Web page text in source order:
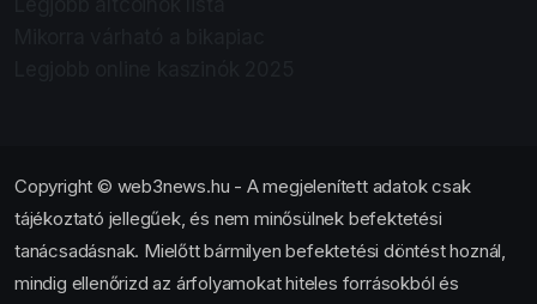
Copyright © web3news.hu - A megjelenített adatok csak
tájékoztató jellegűek, és nem minősülnek befektetési
tanácsadásnak. Mielőtt bármilyen befektetési döntést hoznál,
mindig ellenőrizd az árfolyamokat hiteles forrásokból és